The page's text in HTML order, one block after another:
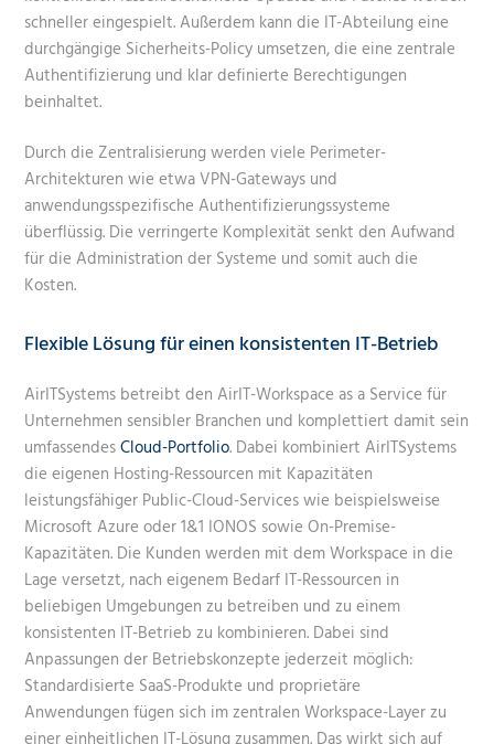
schneller eingespielt. Außerdem kann die IT-Abteilung eine
durchgängige Sicherheits-Policy umsetzen, die eine zentrale
Authentifizierung und klar definierte Berechtigungen
beinhaltet.
Durch die Zentralisierung werden viele Perimeter-
Architekturen wie etwa VPN-Gateways und
anwendungsspezifische Authentifizierungssysteme
überflüssig. Die verringerte Komplexität senkt den Aufwand
für die Administration der Systeme und somit auch die
Kosten.
Flexible Lösung für einen konsistenten IT-Betrieb
AirITSystems betreibt den AirIT-Workspace as a Service für
Unternehmen sensibler Branchen und komplettiert damit sein
umfassendesCloud-Portfolio. Dabei kombiniert AirITSystems
die eigenen Hosting-Ressourcen mit Kapazitäten
leistungsfähiger Public-Cloud-Services wie beispielsweise
Microsoft Azure oder 1&1 IONOS sowie On-Premise-
Kapazitäten. Die Kunden werden mit dem Workspace in die
Lage versetzt, nach eigenem Bedarf IT-Ressourcen in
beliebigen Umgebungen zu betreiben und zu einem
konsistenten IT-Betrieb zu kombinieren. Dabei sind
Anpassungen der Betriebskonzepte jederzeit möglich:
Standardisierte SaaS-Produkte und proprietäre
Anwendungen fügen sich im zentralen Workspace-Layer zu